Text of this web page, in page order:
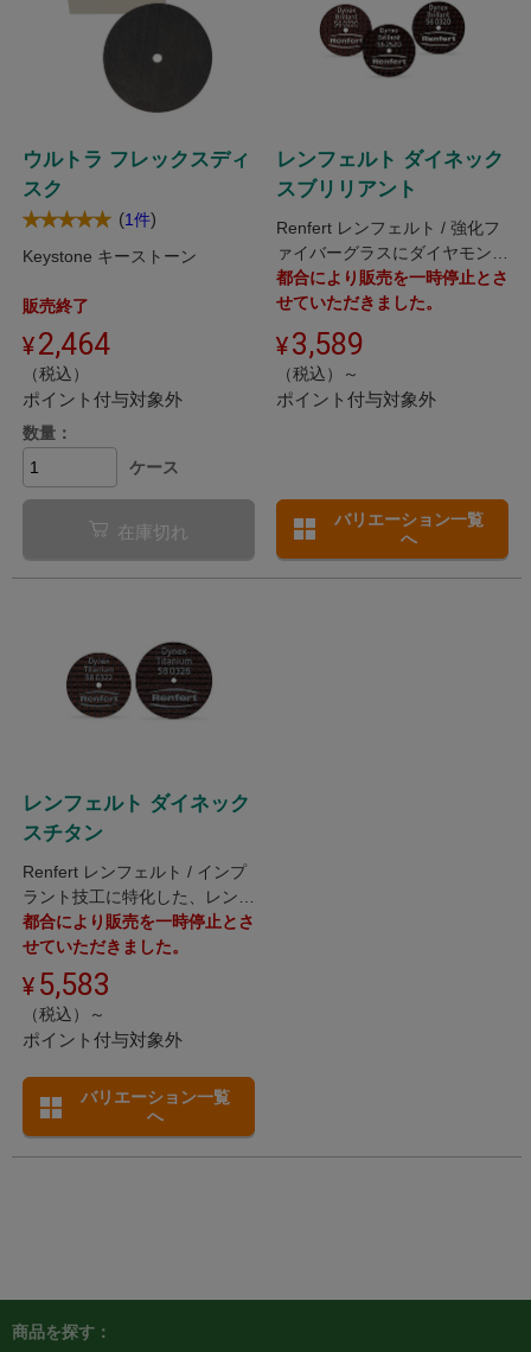
ウルトラ フレックスディ
スク
(1件)
Keystone キーストーン
販売終了
2,464
（税込）
ポイント付与対象外
数量：
ケース
在庫切れ
レンフェルト ダイネック
スブリリアント
Renfert レンフェルト / 強化フ
ァイバーグラスにダイヤモンド
粒子を配合したレンフェルト社
製カッティングディスク
都合により販売を一時停止とさ
せていただきました。
3,589
（税込）～
ポイント付与対象外
バリエーション一覧
へ
レンフェルト ダイネック
スチタン
Renfert レンフェルト / インプ
ラント技工に特化した、レンフ
ェルト社製チタン・チタン合金
用強化グラスファイバーディス
都合により販売を一時停止とさ
せていただきました。
5,583
（税込）～
ポイント付与対象外
バリエーション一覧
へ
商品を探す：